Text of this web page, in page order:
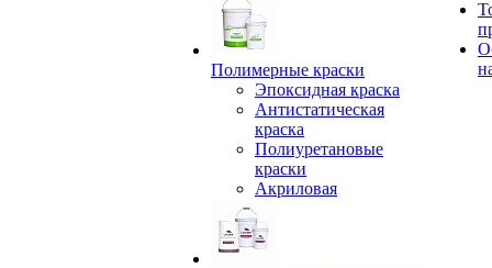
Полимерные краски
Эпоксидная краска
Антистатическая
краска
Полиуретановые
краски
Акриловая